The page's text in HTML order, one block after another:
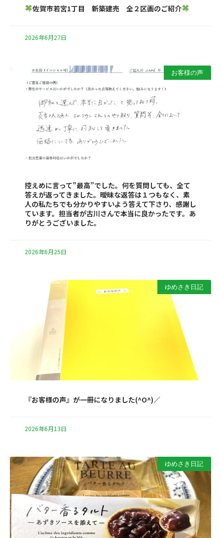
佐賀市若宮1丁目 新築建売 全２区画のご紹介
2026年6月27日
お客様の声
控えめに言って”最高”でした。何を質問しても、全て
答えが返ってきました。曖昧な返答は１つもなく、素
人の私たちでも分かりやすいよう答えて下さり、感謝し
ています。担当者が古川さんで本当に良かったです。あ
りがとうございました。
2026年6月25日
ゆめさき日記
『お客様の声』が一冊になりました(^O^)／
2026年6月13日
ゆめさき日記